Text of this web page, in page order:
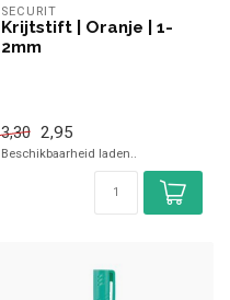
SECURIT
Krijtstift | Oranje | 1-
2mm
3,30 2,95
Beschikbaarheid laden..